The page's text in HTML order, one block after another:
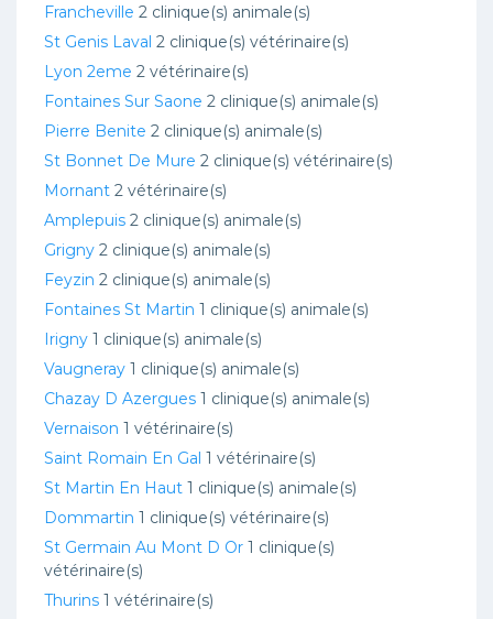
Francheville 2 clinique(s) animale(s)
St Genis Laval 2 clinique(s) vétérinaire(s)
Lyon 2eme 2 vétérinaire(s)
Fontaines Sur Saone 2 clinique(s) animale(s)
Pierre Benite 2 clinique(s) animale(s)
St Bonnet De Mure 2 clinique(s) vétérinaire(s)
Mornant 2 vétérinaire(s)
Amplepuis 2 clinique(s) animale(s)
Grigny 2 clinique(s) animale(s)
Feyzin 2 clinique(s) animale(s)
Fontaines St Martin 1 clinique(s) animale(s)
Irigny 1 clinique(s) animale(s)
Vaugneray 1 clinique(s) animale(s)
Chazay D Azergues 1 clinique(s) animale(s)
Vernaison 1 vétérinaire(s)
Saint Romain En Gal 1 vétérinaire(s)
St Martin En Haut 1 clinique(s) animale(s)
Dommartin 1 clinique(s) vétérinaire(s)
St Germain Au Mont D Or 1 clinique(s)
vétérinaire(s)
Thurins 1 vétérinaire(s)